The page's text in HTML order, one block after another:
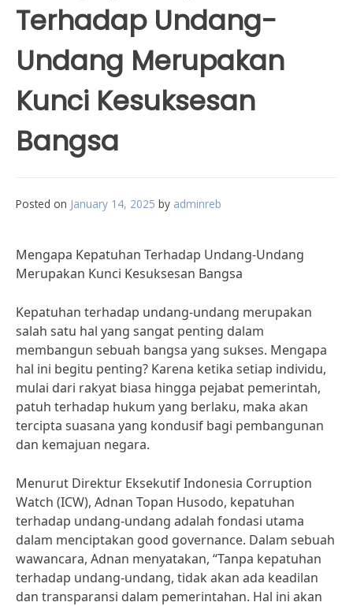
Terhadap Undang-
Undang Merupakan
Kunci Kesuksesan
Bangsa
Posted on January 14, 2025 by adminreb
Mengapa Kepatuhan Terhadap Undang-Undang
Merupakan Kunci Kesuksesan Bangsa
Kepatuhan terhadap undang-undang merupakan
salah satu hal yang sangat penting dalam
membangun sebuah bangsa yang sukses. Mengapa
hal ini begitu penting? Karena ketika setiap individu,
mulai dari rakyat biasa hingga pejabat pemerintah,
patuh terhadap hukum yang berlaku, maka akan
tercipta suasana yang kondusif bagi pembangunan
dan kemajuan negara.
Menurut Direktur Eksekutif Indonesia Corruption
Watch (ICW), Adnan Topan Husodo, kepatuhan
terhadap undang-undang adalah fondasi utama
dalam menciptakan good governance. Dalam sebuah
wawancara, Adnan menyatakan, “Tanpa kepatuhan
terhadap undang-undang, tidak akan ada keadilan
dan transparansi dalam pemerintahan. Hal ini akan